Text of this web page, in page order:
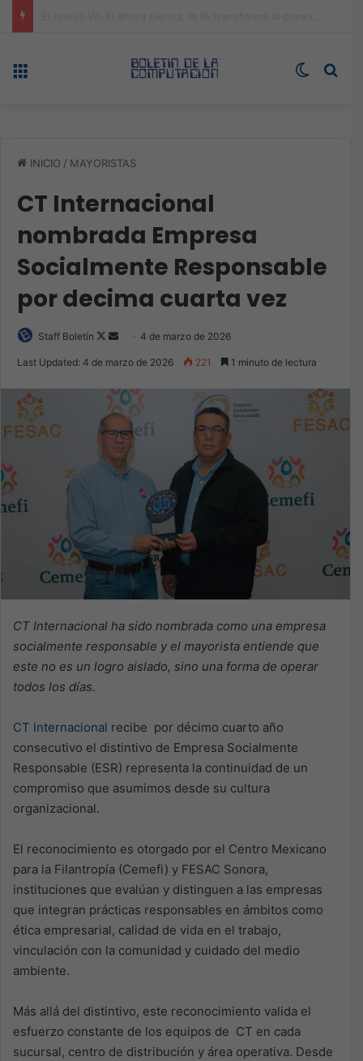
Switch
INICIO / MAYORISTAS
CT Internacional
nombrada Empresa
Socialmente Responsable
por decima cuarta vez
Staff Boletín
Follow
Send 4 de marzo de 2026
Last Updated: 4 de marzo de 2026 221 1 minuto de lectura
CT Internacional ha sido nombrada como una empresa
socialmente responsable y el mayorista entiende que
este no es un logro aislado, sino una forma de operar
todos los días.
CT Internacional recibe por décimo cuarto año
consecutivo el distintivo de Empresa Socialmente
Responsable (ESR) representa la continuidad de un
compromiso que asumimos desde su cultura
organizacional.
El reconocimiento es otorgado por el Centro Mexicano
para la Filantropía (Cemefi) y FESAC Sonora,
instituciones que evalúan y distinguen a las empresas
que integran prácticas responsables en ámbitos como
ética empresarial, calidad de vida en el trabajo,
vinculación con la comunidad y cuidado del medio
ambiente.
Más allá del distintivo, este reconocimiento valida el
esfuerzo constante de los equipos de CT en cada
sucursal, centro de distribución y área operativa. Desde